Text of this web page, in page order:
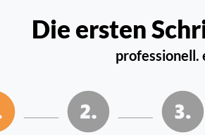
Die ersten
----------------------- -----------------------